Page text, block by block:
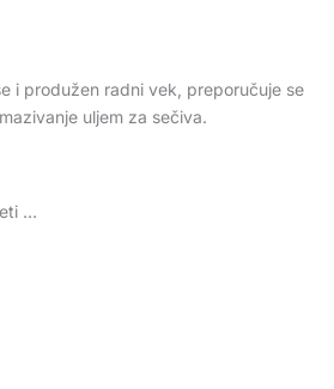
i produžen radni vek, preporučuje se
uljem za sečiva.
…